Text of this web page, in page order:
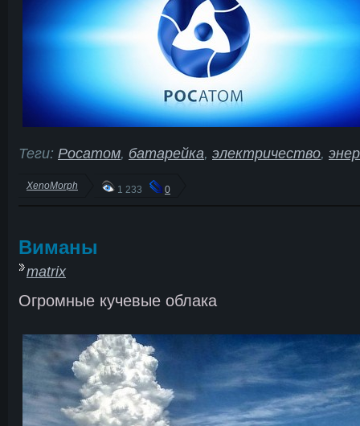
Теги: Росатом, батарейка, электричество,
XenoMorph 1 233 0
Виманы
matrix
Огромные кучевые облака